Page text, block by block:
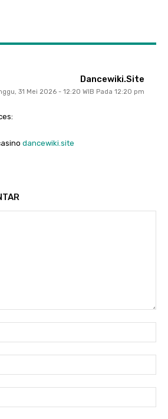
Dancewiki.site
31 Mei 2026 - 12:20 WIB Pada 12:20 pm
dancewiki.site